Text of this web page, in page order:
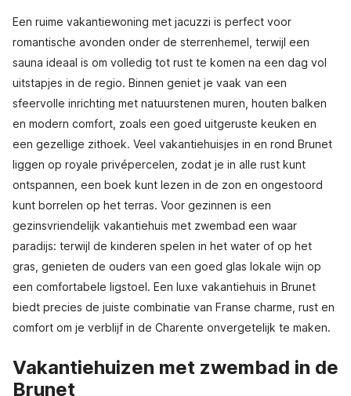
Een ruime vakantiewoning met jacuzzi is perfect voor
romantische avonden onder de sterrenhemel, terwijl een
sauna ideaal is om volledig tot rust te komen na een dag vol
uitstapjes in de regio. Binnen geniet je vaak van een
sfeervolle inrichting met natuurstenen muren, houten balken
en modern comfort, zoals een goed uitgeruste keuken en
een gezellige zithoek. Veel vakantiehuisjes in en rond Brunet
liggen op royale privépercelen, zodat je in alle rust kunt
ontspannen, een boek kunt lezen in de zon en ongestoord
kunt borrelen op het terras. Voor gezinnen is een
gezinsvriendelijk vakantiehuis met zwembad een waar
paradijs: terwijl de kinderen spelen in het water of op het
gras, genieten de ouders van een goed glas lokale wijn op
een comfortabele ligstoel. Een luxe vakantiehuis in Brunet
biedt precies de juiste combinatie van Franse charme, rust en
comfort om je verblijf in de Charente onvergetelijk te maken.
Vakantiehuizen met zwembad in de
Brunet